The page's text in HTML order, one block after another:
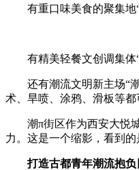
有重口味美食的聚集地“
有精美轻餐文创调集体“
还有潮流文明新主场“潮π
术、旱喷、涂鸦、滑板等都
潮π街区作为西安大悦城“
力。这是一个缩影，看到
打造古都青年潮流抱负